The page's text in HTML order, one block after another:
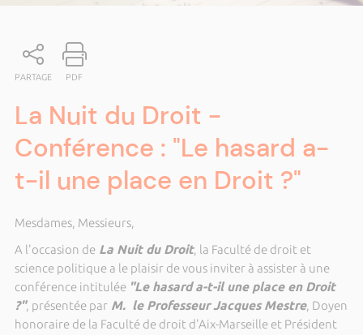
PARTAGE PDF
La Nuit du Droit -
Conférence : "Le hasard a-
t-il une place en Droit ?"
Mesdames, Messieurs,
A l'occasion deLa Nuit du Droit, la Faculté de droit et
science politique a le plaisir de vous inviter à assister à une
conférence intitulée "Le hasard a-t-il une place en Droit
?", présentée par M. le Professeur Jacques Mestre, Doyen
honoraire de la Faculté de droit d'Aix-Marseille et Président